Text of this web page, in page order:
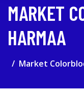
MARKET
HARMAA
Market